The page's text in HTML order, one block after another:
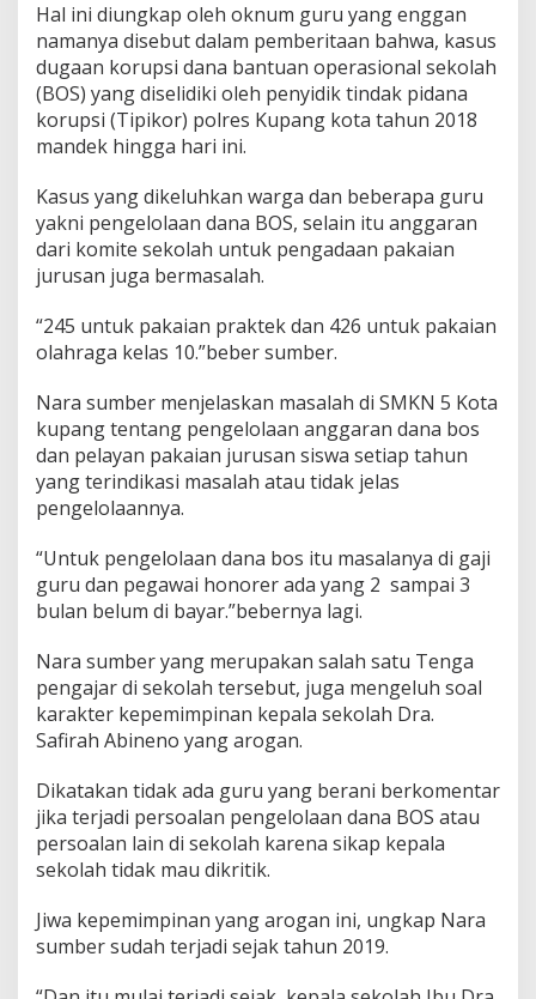
Hal ini diungkap oleh oknum guru yang enggan
namanya disebut dalam pemberitaan bahwa, kasus
dugaan korupsi dana bantuan operasional sekolah
(BOS) yang diselidiki oleh penyidik tindak pidana
korupsi (Tipikor) polres Kupang kota tahun 2018
mandek hingga hari ini.
Kasus yang dikeluhkan warga dan beberapa guru
yakni pengelolaan dana BOS, selain itu anggaran
dari komite sekolah untuk pengadaan pakaian
jurusan juga bermasalah.
“245 untuk pakaian praktek dan 426 untuk pakaian
olahraga kelas 10.”beber sumber.
Nara sumber menjelaskan masalah di SMKN 5 Kota
kupang tentang pengelolaan anggaran dana bos
dan pelayan pakaian jurusan siswa setiap tahun
yang terindikasi masalah atau tidak jelas
pengelolaannya.
“Untuk pengelolaan dana bos itu masalanya di gaji
guru dan pegawai honorer ada yang 2 sampai 3
bulan belum di bayar.”bebernya lagi.
Nara sumber yang merupakan salah satu Tenga
pengajar di sekolah tersebut, juga mengeluh soal
karakter kepemimpinan kepala sekolah Dra.
Safirah Abineno yang arogan.
Dikatakan tidak ada guru yang berani berkomentar
jika terjadi persoalan pengelolaan dana BOS atau
persoalan lain di sekolah karena sikap kepala
sekolah tidak mau dikritik.
Jiwa kepemimpinan yang arogan ini, ungkap Nara
sumber sudah terjadi sejak tahun 2019.